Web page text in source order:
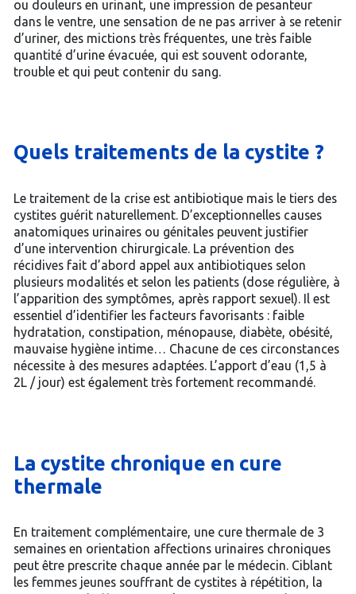
ou douleurs en urinant, une impression de pesanteur
dans le ventre, une sensation de ne pas arriver à se retenir
d’uriner, des mictions très fréquentes, une très faible
quantité d’urine évacuée, qui est souvent odorante,
trouble et qui peut contenir du sang.
Quels traitements de la cystite ?
Le traitement de la crise est antibiotique mais le tiers des
cystites guérit naturellement. D’exceptionnelles causes
anatomiques urinaires ou génitales peuvent justifier
d’une intervention chirurgicale. La prévention des
récidives fait d’abord appel aux antibiotiques selon
plusieurs modalités et selon les patients (dose régulière, à
l’apparition des symptômes, après rapport sexuel). Il est
essentiel d’identifier les facteurs favorisants : faible
hydratation, constipation, ménopause, diabète, obésité,
mauvaise hygiène intime… Chacune de ces circonstances
nécessite à des mesures adaptées. L’apport d’eau (1,5 à
2L / jour) est également très fortement recommandé.
La cystite chronique en cure
thermale
En traitement complémentaire, une cure thermale de 3
semaines en orientation affections urinaires chroniques
peut être prescrite chaque année par le médecin. Ciblant
les femmes jeunes souffrant de cystites à répétition, la